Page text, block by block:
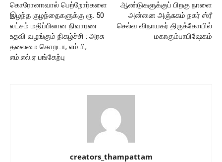
கொரோனாவால் பெற்றோர்களை
இழந்த குழந்தைகளுக்கு ரூ. 50
லட்சம் மதிப்பிலான நிவாரண
உதவி வழங்கும் நிகழ்ச்சி : அரசு
தலைமை கொறடா, எம்.பி,
எம்.எல்.ஏ பங்கேற்பு
ஆண்டுகளுக்குப் பிறகு நாளை
அன்னை அஞ்சுகம் நகர் ஸ்ரீ
செல்வ விநாயகர் திருக்கோயில்
மகாகும்பாபிஷேகம்
creators_thampattam